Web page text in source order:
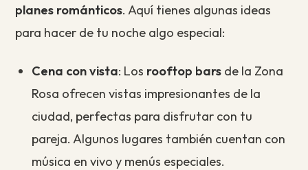
planes románticos. Aquí tienes algunas ideas
para hacer de tu noche algo especial:
Cena con vista: Los rooftop barsde la Zona
Rosa ofrecen vistas impresionantes de la
ciudad, perfectas para disfrutar con tu
pareja. Algunos lugares también cuentan con
música en vivo y menús especiales.